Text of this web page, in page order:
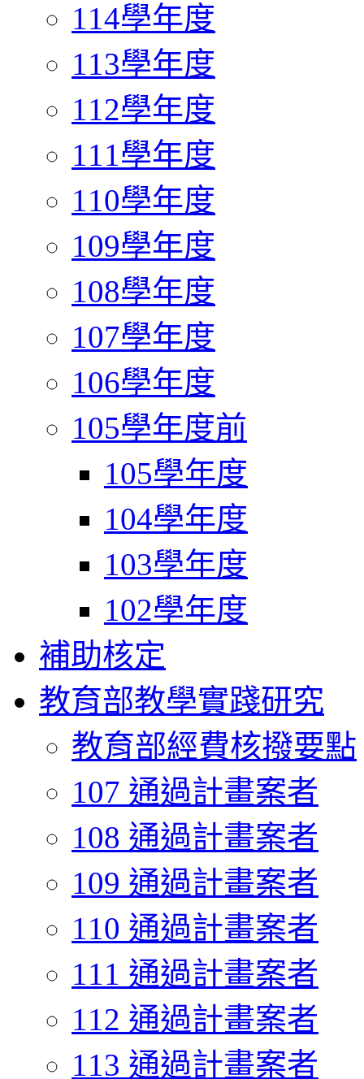
114學年度
113學年度
112學年度
111學年度
110學年度
109學年度
108學年度
107學年度
106學年度
105學年度前
105學年度
104學年度
103學年度
102學年度
補助核定
教育部教學實踐研究
教育部經費核撥要點
107 通過計畫案者
108 通過計畫案者
109 通過計畫案者
110 通過計畫案者
111 通過計畫案者
112 通過計畫案者
113 通過計畫案者